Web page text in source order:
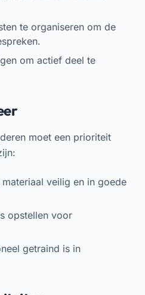
te organiseren om de
om actief deel te
moet een prioriteit
veilig en in goede
opstellen voor
getraind is in